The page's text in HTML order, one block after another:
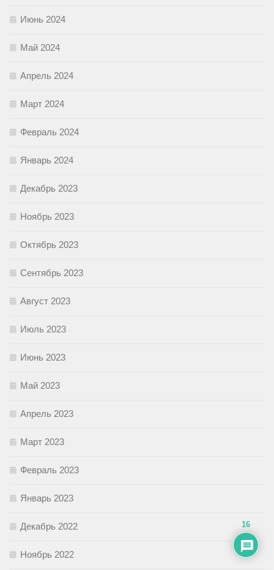
Июнь 2024
Май 2024
Апрель 2024
Март 2024
Февраль 2024
Январь 2024
Декабрь 2023
Ноябрь 2023
Октябрь 2023
Сентябрь 2023
Август 2023
Июль 2023
Июнь 2023
Май 2023
Апрель 2023
Март 2023
Февраль 2023
Январь 2023
Декабрь 2022
Ноябрь 2022
16